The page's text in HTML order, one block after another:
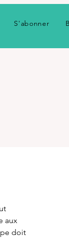
S'abonner
aux
doit